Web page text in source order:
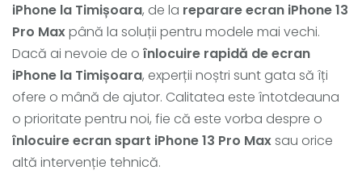
iPhone la Timișoara, de la reparare ecran iPhone 13
Pro Maxpână la soluții pentru modele mai vechi.
Dacă ai nevoie de o înlocuire rapidă de ecran
iPhone la Timișoara, experții noștri sunt gata să îți
ofere o mână de ajutor. Calitatea este întotdeauna
o prioritate pentru noi, fie că este vorba despre o
înlocuire ecran spart iPhone 13 Pro Maxsau orice
altă intervenție tehnică.